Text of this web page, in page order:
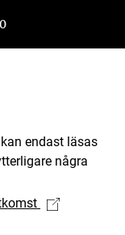
endast läsas
några